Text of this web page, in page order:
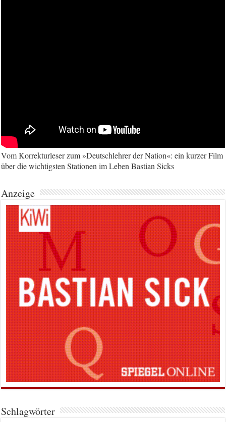
Vom Korrekturleser zum »Deutschlehrer der Nation«: ein kurzer Film
über die wichtigsten Stationen im Leben Bastian Sicks
Anzeige
Schlagwörter